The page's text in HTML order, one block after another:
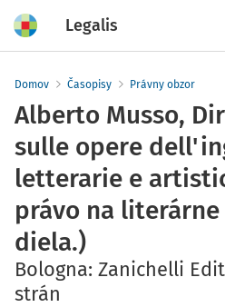
Legalis
Domov Časopisy Právny obzor
Alberto Musso,
sulle opere
letterarie e
právo na
diela.)
Bologna: Zanichelli
strán